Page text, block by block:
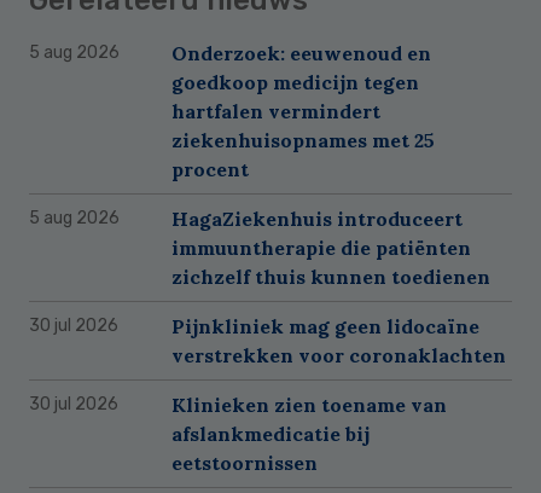
5 aug 2026
Onderzoek: eeuwenoud en
goedkoop medicijn tegen
hartfalen vermindert
ziekenhuisopnames met 25
procent
5 aug 2026
HagaZiekenhuis introduceert
immuuntherapie die patiënten
zichzelf thuis kunnen toedienen
30 jul 2026
Pijnkliniek mag geen lidocaïne
verstrekken voor coronaklachten
30 jul 2026
Klinieken zien toename van
afslankmedicatie bij
eetstoornissen